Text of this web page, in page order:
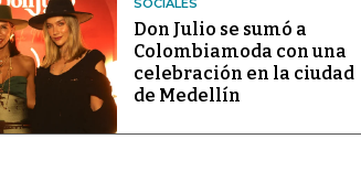
SOCIALES
Don Julio se sumó a
Colombiamoda con una
celebración en la ciudad
de Medellín